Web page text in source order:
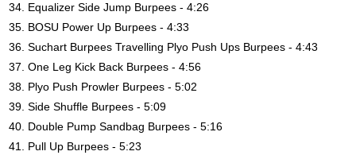
34. Equalizer Side Jump Burpees - 4:26
35. BOSU Power Up Burpees - 4:33
36. Suchart Burpees Travelling Plyo Push Ups Burpees - 4:43
37. One Leg Kick Back Burpees - 4:56
38. Plyo Push Prowler Burpees - 5:02
39. Side Shuffle Burpees - 5:09
40. Double Pump Sandbag Burpees - 5:16
41. Pull Up Burpees - 5:23